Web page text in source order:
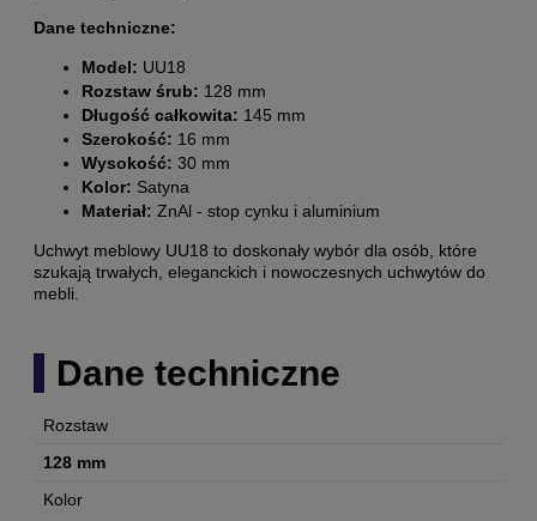
Dane techniczne:
Model: UU18
Rozstaw śrub: 128 mm
Długość całkowita: 145 mm
Szerokość: 16 mm
Wysokość: 30 mm
Kolor: Satyna
Materiał: ZnAl - stop cynku i aluminium
Uchwyt meblowy UU18 to doskonały wybór dla osób, które
szukają trwałych, eleganckich i nowoczesnych uchwytów do
mebli.
Dane techniczne
Rozstaw
128 mm
Kolor